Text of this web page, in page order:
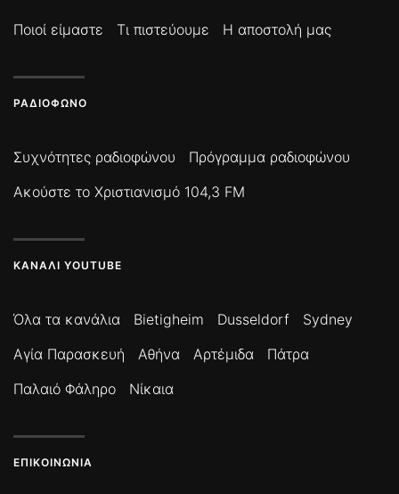
Ποιοί είμαστε Τι πιστεύουμε Η αποστολή μας
ΡΑΔΙΌΦΩΝΟ
Συχνότητες ραδιοφώνου
Πρόγραμμα ραδιοφώνου
Ακούστε το Χριστιανισμό 104,3 FM
ΚΑΝΆΛΙ YOUTUBE
Όλα τα κανάλια Bietigheim Dusseldorf
Sydney
Αγία Παρασκευή
Αθήνα Αρτέμιδα
Πάτρα
Παλαιό Φάληρο
Νίκαια
ΕΠΙΚΟΙΝΩΝΊΑ